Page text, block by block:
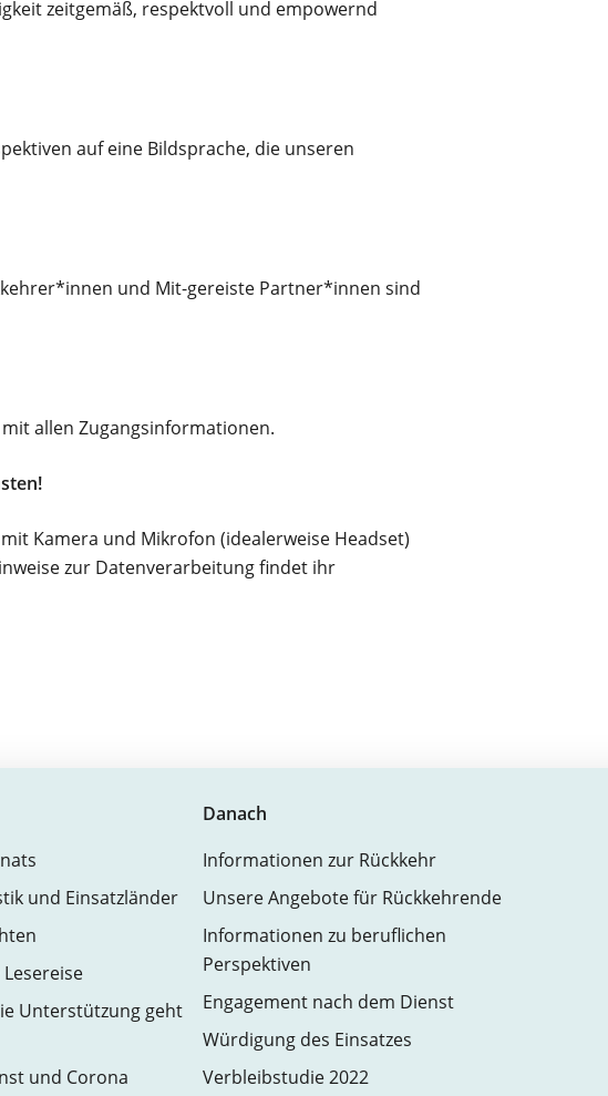
zeitgemäß, respektvoll und empowernd
auf eine Bildsprache, die unseren
und Mit-gereiste Partner*innen sind
allen Zugangsinformationen.
Kamera und Mikrofon (idealerweise Headset)
zur Datenverarbeitung findet ihr
und Einsatzländer
Unterstützung geht
und Corona
Danach
Informationen zur Rückkehr
Unsere Angebote für Rückkehrende
Informationen zu beruflichen
Perspektiven
Engagement nach dem Dienst
Würdigung des Einsatzes
Verbleibstudie 2022